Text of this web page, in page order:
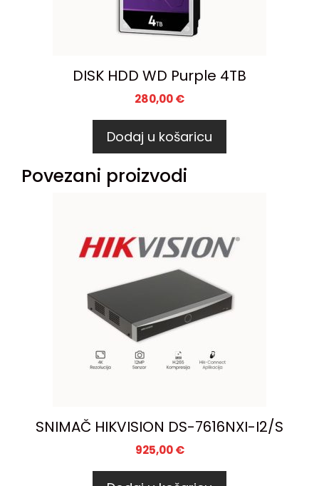
DISK HDD WD Purple 4TB
280,00€
Dodaj u košaricu
Povezani proizvodi
SNIMAČ HIKVISION DS-7616NXI-I2/S
925,00€